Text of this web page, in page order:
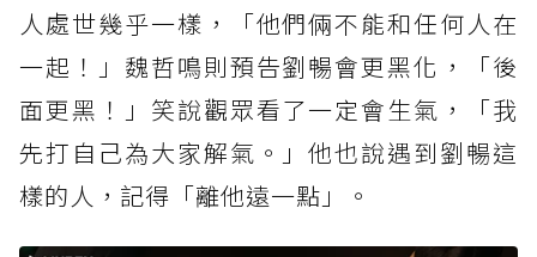
人處世幾乎一樣，「他們倆不能和任何人在
一起！」魏哲鳴則預告劉暢會更黑化，「後
面更黑！」笑說觀眾看了一定會生氣，「我
先打自己為大家解氣。」他也說遇到劉暢這
樣的人，記得「離他遠一點」。